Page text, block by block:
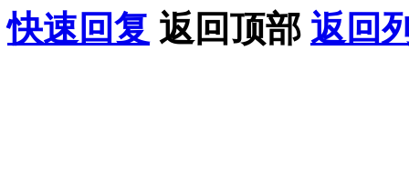
快速回复 返回顶部 返回